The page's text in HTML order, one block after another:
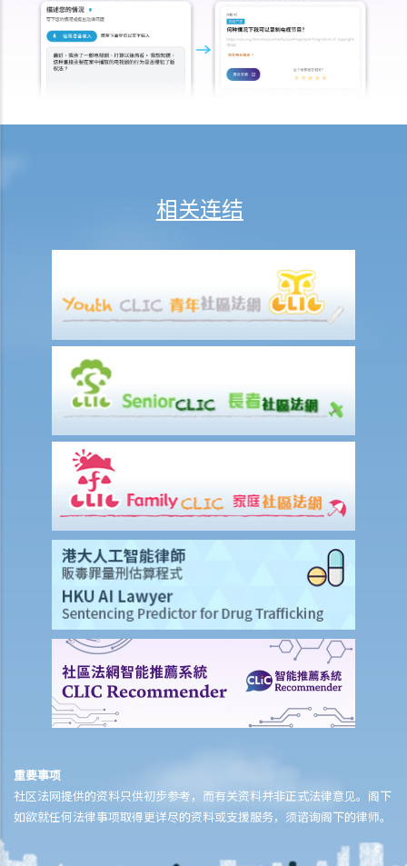
A. 对当押商收取当押物品时的禁制
B. 贷款的利息监管
C. 当票及总登记册
B. 贷款协议
2. 先决条件
4. 契约及承诺
6. 收费、佣金及费用
7. 偿还贷款
8. 违约—贷款人何时可以终止贷款协议，并要求还款及收取所有其他应
2. 透支
3. 信用卡
A. 发卡机构、持卡人及商户之间的关系
B. 信贷额度
C. 利息、财务费用和其他费用及收费
E. 未经授权的交易
F. 退款保障
财务中介
1. 甚么是财务中介？
2. 不良财务中介公司的行骗手法
3. 进一步资料及投诉
相关连结
重要事项
社区法网提供的资料只供初步参考，而有关资料并非正式法律意见。阁下
如欲就任何法律事项取得更详尽的资料或支援服务，须谘询阁下的律师。